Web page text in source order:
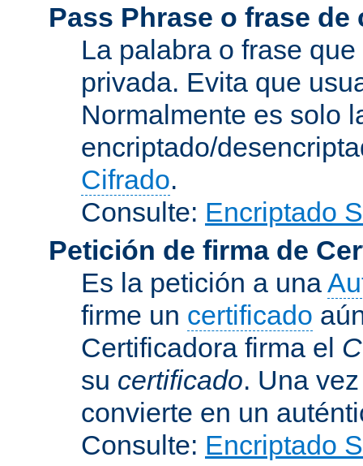
Pass Phrase o frase de
La palabra o frase
privada. Evita que
Normalmente es solo
encriptado/
Cifrado.
Consulte: Encriptado
Petición de firma de
Es la petición a una
firme un certificado
Certificadora firma el
su certificado. Una
convierte en un
Consulte: Encriptado